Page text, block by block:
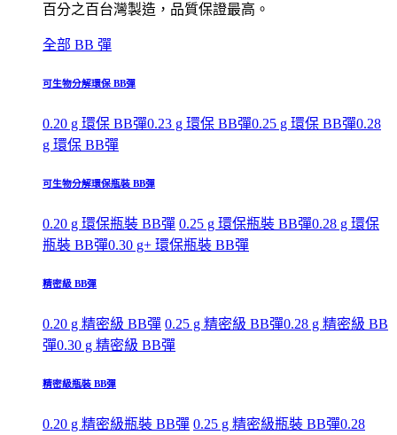
百分之百台灣製造，品質保證最高。
全部 BB 彈
可生物分解環保 BB彈
0.20 g 環保 BB彈0.23 g 環保 BB彈0.25 g 環保 BB彈0.28
g 環保 BB彈
可生物分解環保瓶裝 BB彈
0.20 g 環保瓶裝 BB彈 0.25 g 環保瓶裝 BB彈0.28 g 環保
瓶裝 BB彈0.30 g+ 環保瓶裝 BB彈
精密級 BB彈
0.20 g 精密級 BB彈 0.25 g 精密級 BB彈0.28 g 精密級 BB
彈0.30 g 精密級 BB彈
精密級瓶裝 BB彈
0.20 g 精密級瓶裝 BB彈 0.25 g 精密級瓶裝 BB彈0.28